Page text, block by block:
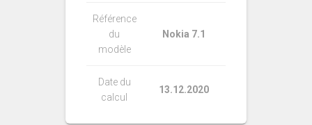
Référence
du
modèle
Nokia 7.1
Date du
calcul
13.12.2020